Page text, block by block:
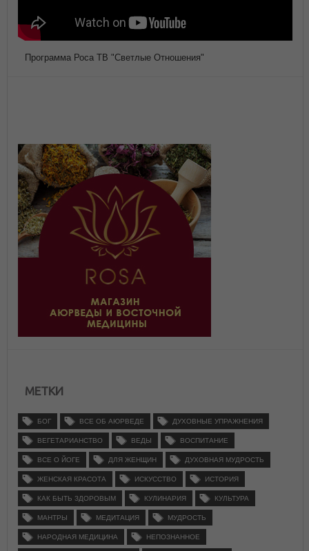
Программа Роса ТВ "Светлые Отношения"
МЕТКИ
БОГ ВСЕ ОБ АЮРВЕДЕ ДУХОВНЫЕ УПРАЖНЕНИЯ
ВЕГЕТАРИАНСТВО ВЕДЫ ВОСПИТАНИЕ
ВСЕ О ЙОГЕ ДЛЯ ЖЕНЩИН ДУХОВНАЯ МУДРОСТЬ
ЖЕНСКАЯ КРАСОТА ИСКУССТВО ИСТОРИЯ
КАК БЫТЬ ЗДОРОВЫМ КУЛИНАРИЯ КУЛЬТУРА
МАНТРЫ МЕДИТАЦИЯ МУДРОСТЬ
НАРОДНАЯ МЕДИЦИНА НЕПОЗНАННОЕ